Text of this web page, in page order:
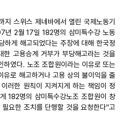
스위스 제네바에서 열린 국제노동기
2월 17일 182명의 삼미특수강 노동
하게 해고되었다는 주장에 대해 한국정
한 고용승계 거부가 부당해고라는 것을
하였다. 노조 조합원이라는 이유로 또는
유로 해고하거나 고용 상의 불이익을 줄
러한 원칙이 지켜지게 하는 책임이 정
182명의 삼미특수강노조 조합원이 창
요한 조치를 단행할 것을 요청한다"고